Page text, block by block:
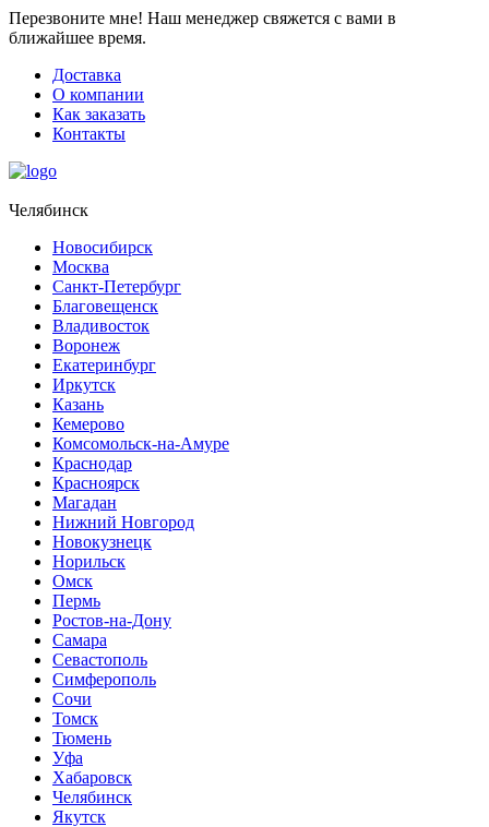
Перезвоните мне! Наш менеджер свяжется с вами в
ближайшее время.
Доставка
О компании
Как заказать
Контакты
Челябинск
Новосибирск
Москва
Санкт-Петербург
Благовещенск
Владивосток
Воронеж
Екатеринбург
Иркутск
Казань
Кемерово
Комсомольск-на-Амуре
Краснодар
Красноярск
Магадан
Нижний Новгород
Новокузнецк
Норильск
Омск
Пермь
Ростов-на-Дону
Самара
Севастополь
Симферополь
Сочи
Томск
Тюмень
Уфа
Хабаровск
Челябинск
Якутск